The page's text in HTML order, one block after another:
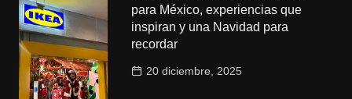
para México, experiencias que
inspiran y una Navidad para
recordar
20 diciembre, 2025